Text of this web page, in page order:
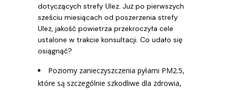
dotyczących strefy Ulez. Już po pierwszych
sześciu miesiącach od poszerzenia strefy
Ulez, jakość powietrza przekroczyła cele
ustalone w trakcie konsultacji. Co udało się
osiągnąć?
Poziomy zanieczyszczenia pyłami PM2.5,
które są szczególnie szkodliwe dla zdrowia,